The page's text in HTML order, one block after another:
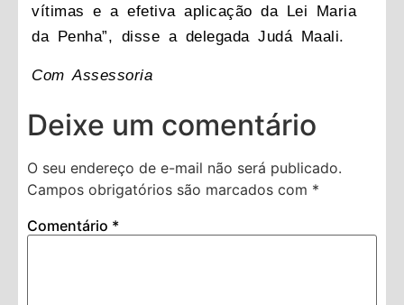
vítimas e a efetiva aplicação da Lei Maria
da Penha”, disse a delegada Judá Maali.
Com Assessoria
Deixe um comentário
O seu endereço de e-mail não será publicado.
Campos obrigatórios são marcados com *
Comentário *